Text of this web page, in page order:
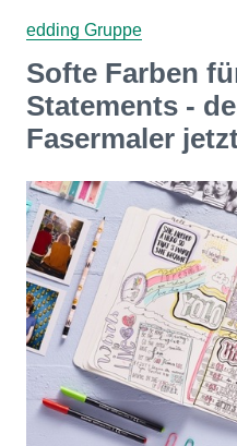
edding Gruppe
Softe Farben
Statements -
Fasermaler